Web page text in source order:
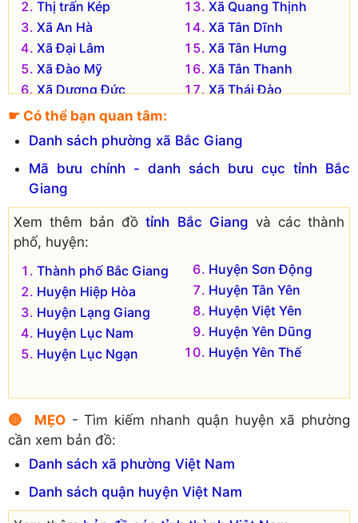
Thị trấn Kép
Xã An Hà
Xã Đại Lâm
Xã Đào Mỹ
Xã Dương Đức
Xã Hương Lạc
Xã Hương Sơn
Xã Mỹ Thái
Xã Quang Thịnh
Xã Tân Dĩnh
Xã Tân Hưng
Xã Tân Thanh
Xã Thái Đào
Xã Xuân Hương
Xã Xương Lâm
Xã Yên Mỹ
Đơn vị hành chính cũ hiện không còn tồn tại là:
Xã Phi Mô
Xã Tân Thịnh
☛ Có thể bạn quan tâm:
Danh sách phường xã Bắc Giang
Mã bưu chính - danh sách bưu cục tỉnh Bắc
Giang
Xem thêm bản đồtỉnh Bắc Giang và các thành
phố, huyện:
Thành phố Bắc Giang
Huyện Hiệp Hòa
Huyện Lạng Giang
Huyện Lục Nam
Huyện Lục Ngạn
Huyện Sơn Động
Huyện Tân Yên
Huyện Việt Yên
Huyện Yên Dũng
Huyện Yên Thế
🔴 MẸO- Tìm kiếm nhanh quận huyện xã phường
cần xem bản đồ:
Danh sách xã phường Việt Nam
Danh sách quận huyện Việt Nam